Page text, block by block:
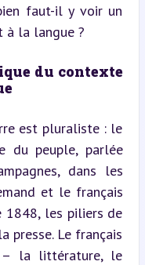
faut-il y voir un
la langue ?
du contexte
est pluraliste : le
du peuple, parlée
dans les
et le français
les piliers de
presse. Le français
– la littérature, le